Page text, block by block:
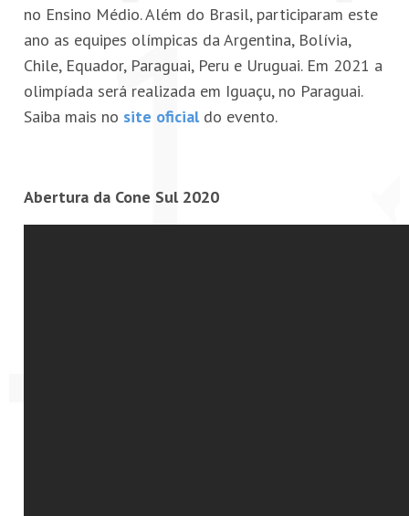
no Ensino Médio. Além do Brasil, participaram este
ano as equipes olímpicas da Argentina, Bolívia,
Chile, Equador, Paraguai, Peru e Uruguai. Em 2021 a
olimpíada será realizada em Iguaçu, no Paraguai.
Saiba mais no site oficialdo evento.
Abertura da Cone Sul 2020